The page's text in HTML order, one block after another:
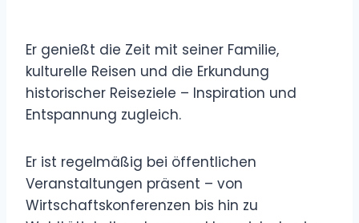
Er genießt die Zeit mit seiner Familie,
kulturelle Reisen und die Erkundung
historischer Reiseziele – Inspiration und
Entspannung zugleich.
Er ist regelmäßig bei öffentlichen
Veranstaltungen präsent – ​​von
Wirtschaftskonferenzen bis hin zu